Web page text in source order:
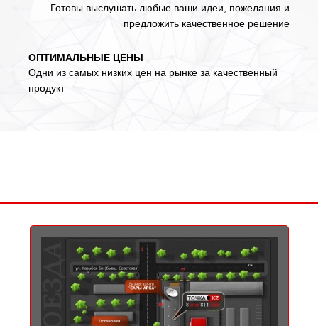
Готовы выслушать любые ваши идеи, пожелания и
предложить качественное решение
ОПТИМАЛЬНЫЕ ЦЕНЫ
Одни из самых низких цен на рынке за качественный
продукт